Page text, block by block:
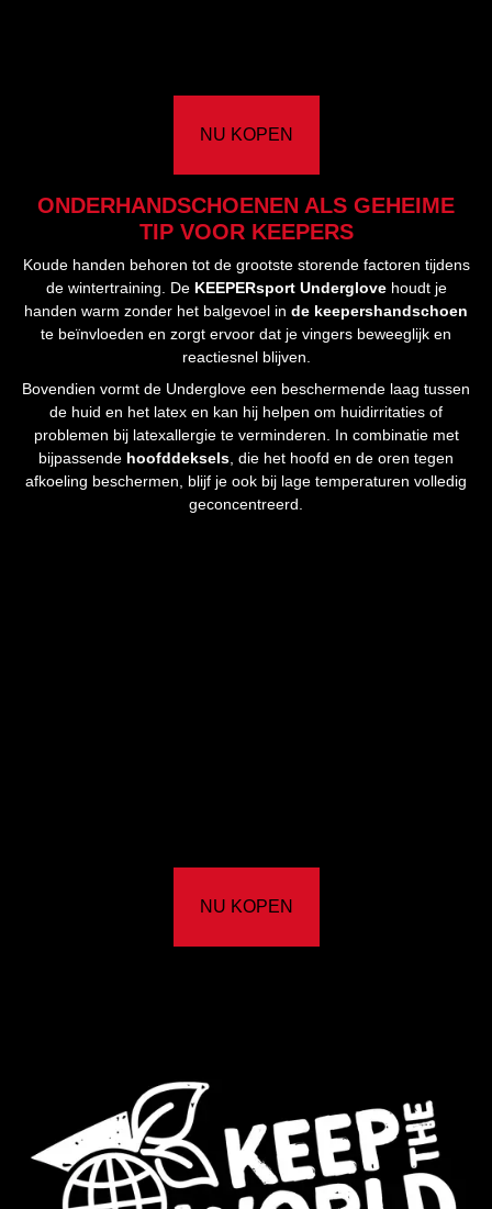
NU KOPEN
ONDERHANDSCHOENEN ALS GEHEIME
TIP VOOR KEEPERS
Koude handen behoren tot de grootste storende factoren tijdens
de wintertraining. De KEEPERsport Underglovehoudt je
handen warm zonder het balgevoel in de keepershandschoen
te beïnvloeden en zorgt ervoor dat je vingers beweeglijk en
reactiesnel blijven.
Bovendien vormt de Underglove een beschermende laag tussen
de huid en het latex en kan hij helpen om huidirritaties of
problemen bij latexallergie te verminderen. In combinatie met
bijpassende hoofddeksels , die het hoofd en de oren tegen
afkoeling beschermen, blijf je ook bij lage temperaturen volledig
geconcentreerd.
NU KOPEN